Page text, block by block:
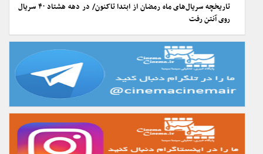
تاریخچه سریال‌های ماه رمضان از ابتدا تاکنون/ در دهه هشتاد ۴۰ سریال
روی آنتن رفت